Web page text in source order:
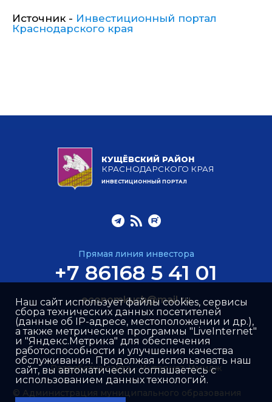
Источник - Инвестиционный портал
Краснодарского края
КУЩЁВСКИЙ РАЙОН
КРАСНОДАРСКОГО КРАЯ
ИНВЕСТИЦИОННЫЙ ПОРТАЛ
Прямая линия инвестора
+7 86168 5 41 01
economkush@mail.ru
© Администрация муниципального образования
Разработка сайта –Интернет-Имидж
Наш сайт использует файлы cookies, сервисы
сбора технических данных посетителей
(данные об IP-адресе, местоположении и др.),
а также метрические программы "LiveInternet"
и "Яндекс.Метрика" для обеспечения
работоспособности и улучшения качества
обслуживания. Продолжая использовать наш
сайт, вы автоматически соглашаетесь с
использованием данных технологий.